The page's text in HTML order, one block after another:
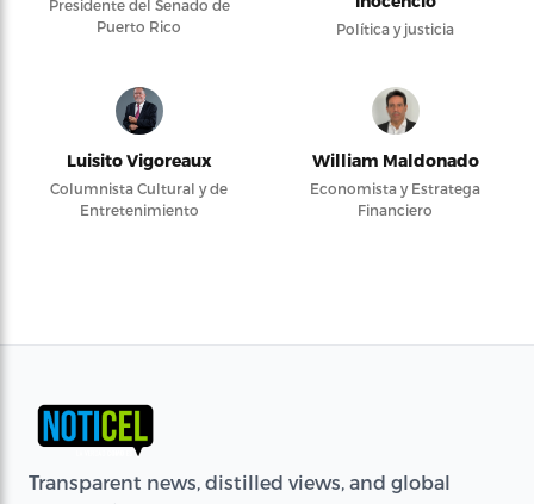
Presidente del Senado de
Puerto Rico
Política y justicia
Luisito Vigoreaux
Columnista Cultural y de
Entretenimiento
William Maldonado
Economista y Estratega
Financiero
Transparent news, distilled views, and global